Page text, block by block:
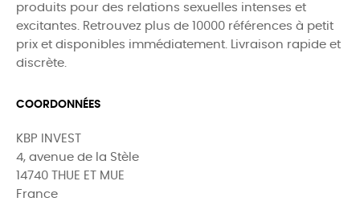
produits pour des relations sexuelles intenses et
excitantes. Retrouvez plus de 10000 références à petit
prix et disponibles immédiatement. Livraison rapide et
discrète.
COORDONNÉES
KBP INVEST
4, avenue de la Stèle
14740 THUE ET MUE
France